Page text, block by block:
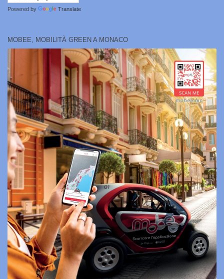
Powered by Translate
MOBEE, MOBILITÀ GREEN A MONACO